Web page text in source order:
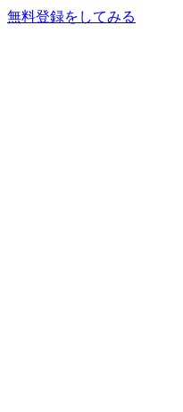
無料登録をしてみる